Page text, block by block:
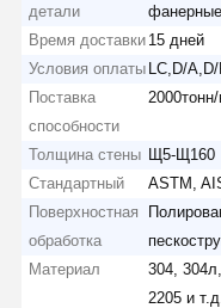
детали
Время доставки 15 дней
Условия оплаты LC,D/
Поставка
способности
Толщина стены
Щ5-Щ160
Стандартный
ASTM,
Поверхностная
обработка
Материал
304,
2205 и т.д.